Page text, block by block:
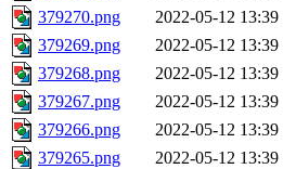
379270.png
2022-05-12 13:39
379269.png
2022-05-12 13:39
379268.png
2022-05-12 13:39
379267.png
2022-05-12 13:39
379266.png
2022-05-12 13:39
379265.png
2022-05-12 13:39